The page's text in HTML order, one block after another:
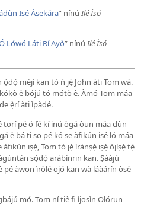
Iṣẹ́ Àṣekára” nínú Ilé Ìṣọ́
Lọ́wọ́ Láti Rí Ayọ̀” nínú Ilé Ìṣọ́
méjì kan tó ń jẹ́ John àti Tom wà.
ẹ̀ bójú tó mọ́tò ẹ̀. Àmọ́ Tom máa
ẹ̀rí àti ìpàdé.
torí pé ó fẹ́ kí inú ọ̀gá òun máa dùn
ẹ̀ bá ti sọ pé kó ṣe àfikún iṣẹ́ ló máa
iṣẹ́, Tom tó jẹ́ ìránṣẹ́ iṣẹ́ òjíṣẹ́ tẹ̀
sọ́dọ̀ arábìnrin kan. Ṣáájú
pé àwọn ìrọ̀lẹ́ ọjọ́ kan wà láàárín ọ̀sẹ̀
mọ́. Tom ní tiẹ̀ fi ìjọsìn Ọlọ́run